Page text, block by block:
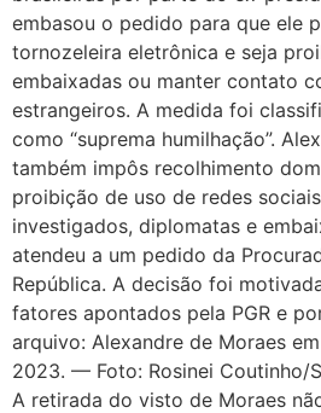
embasou o pedido para que ele
tornozeleira eletrônica e seja
embaixadas ou manter contato
estrangeiros. A medida foi
como “suprema humilhação”.
também impôs recolhimento
proibição de uso de redes
investigados, diplomatas e
atendeu a um pedido da
República. A decisão foi
fatores apontados pela PGR e
arquivo: Alexandre de Moraes
2023. — Foto: Rosinei Coutinho/
A retirada do visto de Moraes